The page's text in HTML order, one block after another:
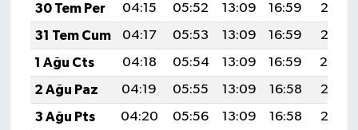
30 Tem Per
04:15 05:52 13:09 16:59
20:16
31 Tem Cum
04:17 05:53 13:09 16:59
20:15
1 Ağu Cts
04:18 05:54 13:09 16:59
20:14
2 Ağu Paz
04:19 05:55 13:09 16:58
20:13
3 Ağu Pts
04:20 05:56 13:09 16:58
20:12